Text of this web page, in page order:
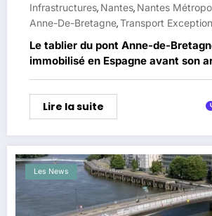
Infrastructures, Nantes, Nantes
Anne-De-Bretagne,Transport
Le tablier du pont Anne-de-
immobilisé en Espagne avant son
Nantes
Lire la suite
Les News